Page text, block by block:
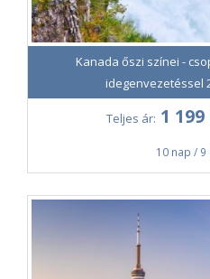
Üzemanyagköltség, út- és
Ellátás a szállodákban
Az ajánlat a szabad
Nem érvényes a kiemelt
kiemelt rendezvények).
Az utazás megkezdése
az autóbérlésről szóló
útvonal, kombinált
szálláskategória, három-
vagy több fő együttes
munkatársaink egyedi
Kanada őszi színei -
idegenvezetéssel
Teljes ár: 1
10 nap / 9